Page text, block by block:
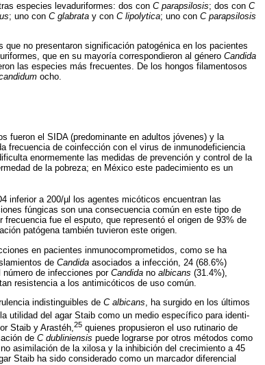
especies levaduriformes: dos con C parapsilosis; dos con C
; uno con C glabrata y con C lipolytica; uno con C parapsilosis
no presentaron significación patogénica en los pacientes
que en su mayoría correspondieron al género Candida
las especies más frecuentes. De los hongos filamentosos
ocho.
fueron el SIDA (predominante en adultos jóvenes) y la
frecuencia de coinfección con el virus de inmunodeficiencia
enormemente las medidas de prevención y control de la
de la pobreza; en México este padecimiento es un
inferior a 200/µl los agentes micóticos encuentran las
fúngicas son una consecuencia común en este tipo de
fue el esputo, que representó el origen de 93% de
patógena también tuvieron este origen.
en pacientes inmunocomprometidos, como se ha
de Candida asociados a infección, 24 (68.6%)
de infecciones por Candida no albicans (31.4%),
resistencia a los antimicóticos de uso común.
indistinguibles de C albicans, ha surgido en los últimos
utilidad del agar Staib como un medio específico para identi-
Staib y Arastéh, 25 quienes propusieron el uso rutinario de
de C dubliniensis puede lograrse por otros métodos como
no asimilación de la xilosa y la inhibición del crecimiento a 45
Staib ha sido considerado como un marcador diferencial